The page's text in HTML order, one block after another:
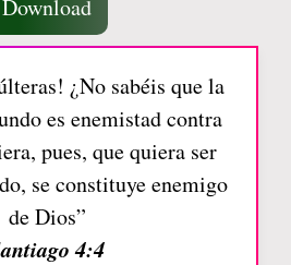
Download
¿No sabéis que la
es enemistad contra
pues, que quiera ser
se constituye enemigo
de Dios”
4:4